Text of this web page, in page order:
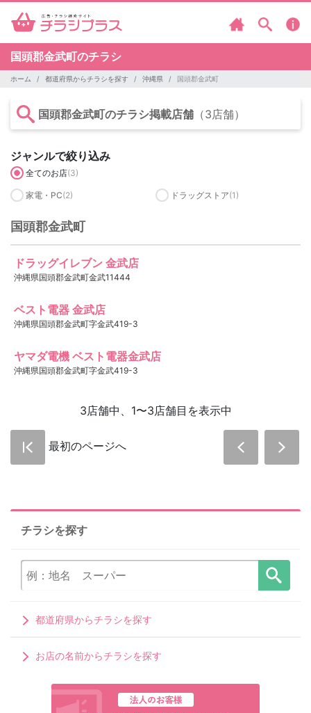
国頭郡金武町のチラシ
ホーム 都道府県からチラシを探す 沖縄県 国頭郡金武町
国頭郡金武町のチラシ掲載店舗 （3店舗）
ジャンルで絞り込み
全てのお店(3)
家電・PC(2) ドラッグストア(1)
国頭郡金武町
ドラッグイレブン 金武店
沖縄県国頭郡金武町金武11444
ベスト電器 金武店
沖縄県国頭郡金武町字金武419-3
ヤマダ電機 ベスト電器金武店
沖縄県国頭郡金武町字金武419-3
3店舗中、1〜3店舗目を表示中
最初のページへ
チラシを探す
都道府県からチラシを探す
お店の名前からチラシを探す